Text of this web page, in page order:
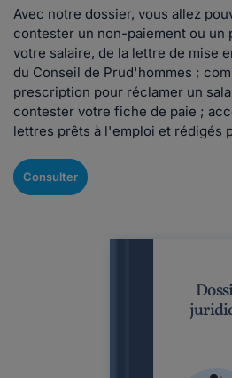
Avec notre dossier, vous allez
contester un non-paiement ou un
votre salaire, de la lettre de mise
du Conseil de Prud'hommes ;
prescription pour réclamer un
contester votre fiche de paie ;
lettres prêts à l'emploi et rédigés
Consulter